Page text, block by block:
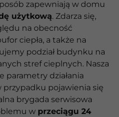
zapewniają w domu
użytkową. Zdarza się,
na obecność
ciepła, a także na
podział budynku na
stref cieplnych. Nasza
działania
przypadku pojawienia się
brygada serwisowa
w przeciągu 24